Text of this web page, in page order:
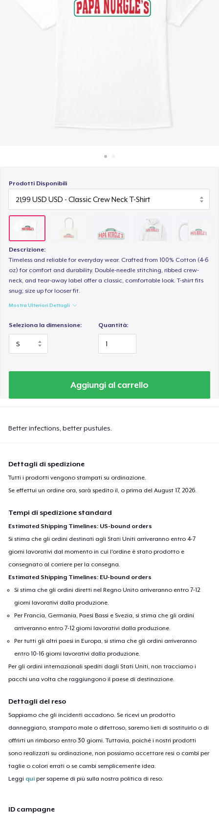
Prodotti Disponibili
Descrizione:
Timeless and reliable for everyday wear. Crafted from 100% Cotton (4-6
oz) for comfort and durability. Double-needle stitching, ribbed crew-
neck, and tear-away label offer a classic, comfortable look. T-shirt fits
snug; size up for looser fit.
Mostra Ulteriori Dettagli
Seleziona la dimensione: Quantità:
Aggiungi al carrello
Better infections, better pustules.
Dettagli di spedizione
Tutti i prodotti vengono stampati su ordinazione.
Se effettui un ordine ora, sarà spedito il, o prima delAugust 17, 2026.
Tempi di spedizione standard
Estimated Shipping Timelines: US-bound orders
Si stima che gli ordini destinati agli Stati Uniti arriveranno entro 4-7
giorni lavorativi dal momento in cui l'ordine è stato prodotto e
consegnato al corriere per la consegna.
Estimated Shipping Timelines: EU-bound orders
Si stima che gli ordini diretti nel Regno Unito arriveranno entro 7-12
giorni lavorativi dalla produzione.
Per Francia, Germania, Paesi Bassi e Svezia, si stima che gli ordini
arriveranno entro 7-12 giorni lavorativi dalla produzione.
Per tutti gli altri paesi in Europa, si stima che gli ordini arriveranno
entro 10-16 giorni lavorativi dalla produzione.
Per gli ordini internazionali spediti dagli Stati Uniti, non tracciamo i
pacchi una volta che raggiungono il paese di destinazione.
Dettagli del reso
Sappiamo che gli incidenti accadono. Se ricevi un prodotto
danneggiato, stampato male o difettoso, saremo lieti di sostituirlo o di
offrirti un rimborso entro 30 giorni. Tuttavia, poiché i nostri prodotti
sono realizzati su ordinazione, non possiamo accettare resi o cambi per
taglie o colori errati o se cambi semplicemente idea.
Leggi qui per saperne di più sulla nostra politica di reso.
ID campagne
Classic Tank Top
21,99 USD
Kids Premium Tee
18,99 USD
Classic Long Sleeve Tee
25,99 USD